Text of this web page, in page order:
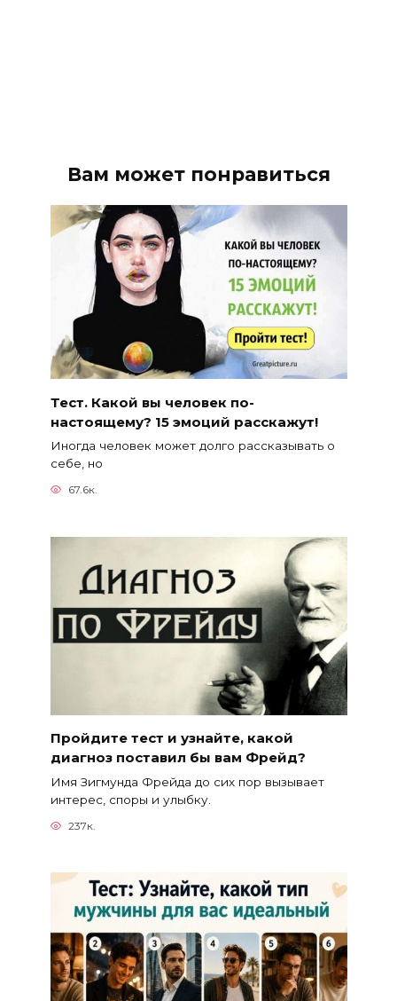
Вам может понравиться
Тест. Какой вы человек по-
настоящему? 15 эмоций расскажут!
Иногда человек может долго рассказывать о
себе, но
67.6к.
Пройдите тест и узнайте, какой
диагноз поставил бы вам Фрейд?
Имя Зигмунда Фрейда до сих пор вызывает
интерес, споры и улыбку.
237к.